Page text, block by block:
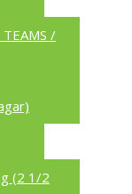
/
(2 1/2